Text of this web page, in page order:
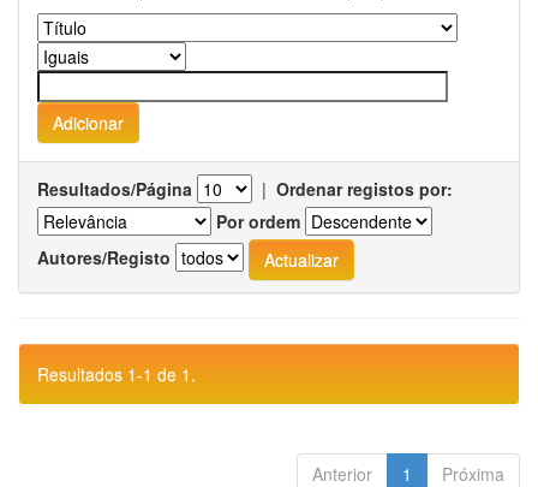
Resultados/Página | Ordenar registos por:
Por ordem
Autores/Registo
Resultados 1-1 de 1.
Anterior 1 Próxima